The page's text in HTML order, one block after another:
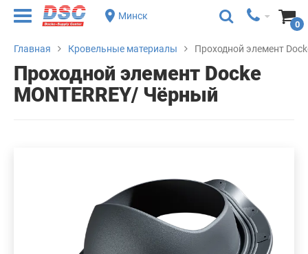
Минск
0
Главная Кровельные материалы Проходной элемент
Проходной элемент Docke
MONTERREY/ Чёрный